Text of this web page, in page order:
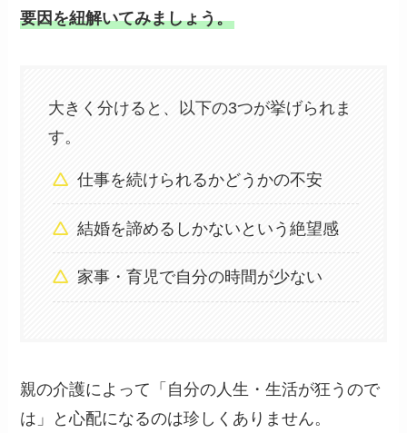
要因を紐解いてみましょう。
大きく分けると、以下の3つが挙げられま
す。
仕事を続けられるかどうかの不安
結婚を諦めるしかないという絶望感
家事・育児で自分の時間が少ない
親の介護によって「自分の人生・生活が狂うので
は」と心配になるのは珍しくありません。